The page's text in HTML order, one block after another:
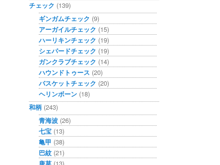
チェック (139)
ギンガムチェック (9)
アーガイルチェック (15)
ハーリキンチェック (19)
シェパードチェック (19)
ガンクラブチェック (14)
ハウンドトゥース (20)
バスケットチェック (20)
ヘリンボーン (18)
和柄 (243)
青海波 (26)
七宝 (13)
亀甲 (38)
巴紋 (21)